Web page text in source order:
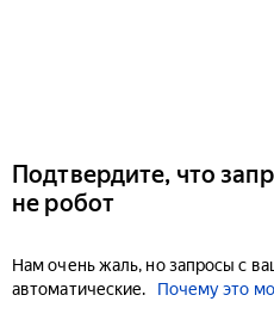
Подтвердите, что
не робот
Нам очень жаль, но запросы с
автоматические.
Почему это